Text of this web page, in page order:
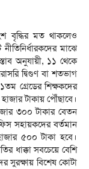
বৃদ্ধির মত থাকলেও
মাঝে
অনুযায়ী, ১১ থেকে
দ্বিগুণ বা শতভাগ
গ্রেডের শিক্ষকদের
টাকায় পৌঁছাবে।
৩০০ টাকার বেতন
সহায়কদের বর্তমান
৫০০ টাকা হবে।
ধাক্কা সবচেয়ে বেশি
সুরক্ষায় বিশেষ কোটা